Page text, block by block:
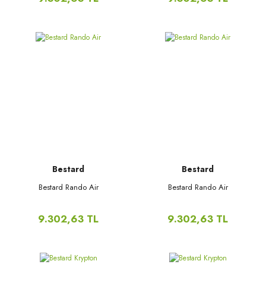
Bestard
Bestard Rando Air
9.302,63 TL
Bestard
Bestard Rando Air
9.302,63 TL